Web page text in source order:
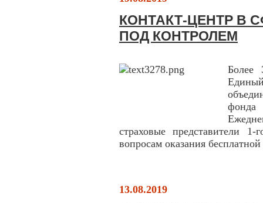
КОНТАКТ-ЦЕНТР В
ПОД КОНТРОЛЕМ
Более
фонда
страховые представители
вопросам оказания
13.08.2019